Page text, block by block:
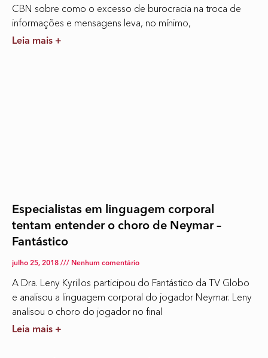
CBN sobre como o excesso de burocracia na troca de
informações e mensagens leva, no mínimo,
Leia mais +
Especialistas em linguagem corporal
tentam entender o choro de Neymar –
Fantástico
julho 25, 2018 Nenhum comentário
A Dra. Leny Kyrillos participou do Fantástico da TV Globo
e analisou a linguagem corporal do jogador Neymar. Leny
analisou o choro do jogador no final
Leia mais +